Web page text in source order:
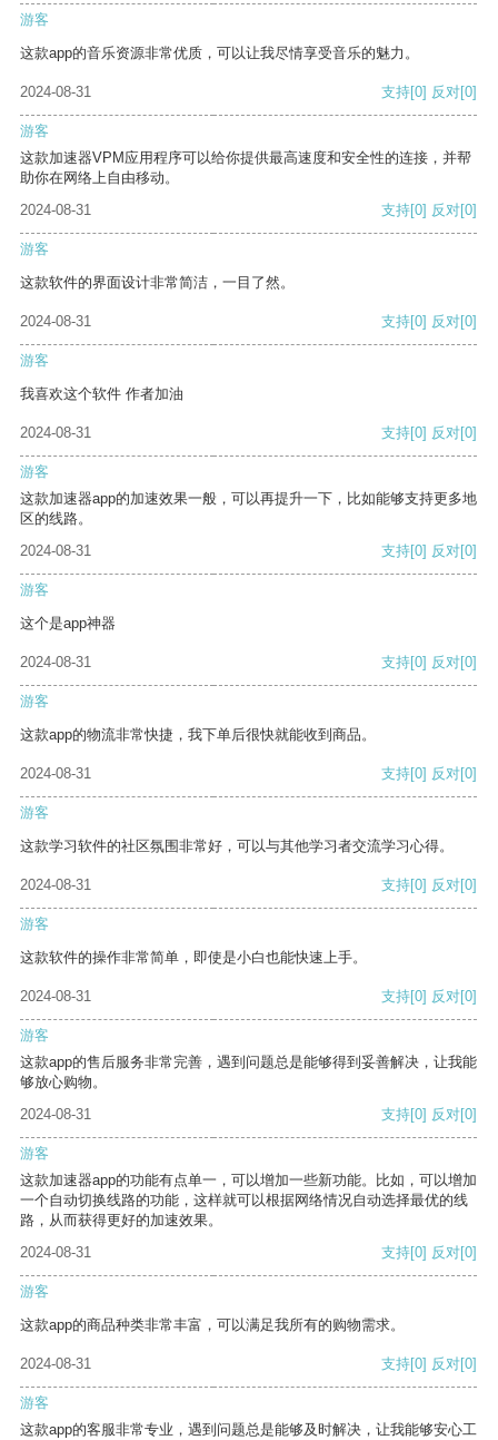
游客
这款app的音乐资源非常优质，可以让我尽情享受音乐的魅力。
2024-08-31 支持[0] 反对[0]
游客
这款加速器VPM应用程序可以给你提供最高速度和安全性的连接，并帮
助你在网络上自由移动。
2024-08-31
支持[0] 反对[0]
游客
这款软件的界面设计非常简洁，一目了然。
2024-08-31 支持[0] 反对[0]
游客
我喜欢这个软件 作者加油
2024-08-31 支持[0] 反对[0]
游客
这款加速器app的加速效果一般，可以再提升一下，比如能够支持更多地
区的线路。
2024-08-31
支持[0] 反对[0]
游客
这个是app神器
2024-08-31 支持[0] 反对[0]
游客
这款app的物流非常快捷，我下单后很快就能收到商品。
2024-08-31 支持[0] 反对[0]
游客
这款学习软件的社区氛围非常好，可以与其他学习者交流学习心得。
2024-08-31 支持[0] 反对[0]
游客
这款软件的操作非常简单，即使是小白也能快速上手。
2024-08-31 支持[0] 反对[0]
游客
这款app的售后服务非常完善，遇到问题总是能够得到妥善解决，让我能
够放心购物。
2024-08-31
支持[0] 反对[0]
游客
这款加速器app的功能有点单一，可以增加一些新功能。比如，可以增加
一个自动切换线路的功能，这样就可以根据网络情况自动选择最优的线
路，从而获得更好的加速效果。
2024-08-31
支持[0] 反对[0]
游客
这款app的商品种类非常丰富，可以满足我所有的购物需求。
2024-08-31 支持[0] 反对[0]
游客
这款app的客服非常专业，遇到问题总是能够及时解决，让我能够安心工